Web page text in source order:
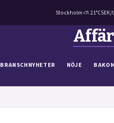
Stockholm ⛅ 21°CSEK/
BRANSCHNYHETER NÖJE